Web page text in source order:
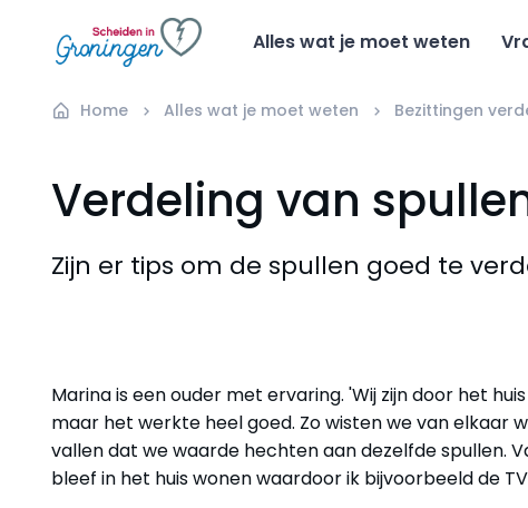
Alles wat je moet weten
Home Alles wat je moet weten Bezittingen
Verdeling van
Zijn er tips om de spullen goed te
Marina is een ouder met ervaring. 'Wij zijn door het
maar het werkte heel goed. Zo wisten we van elkaar
vallen dat we waarde hechten aan dezelfde spullen.
bleef in het huis wonen waardoor ik bijvoorbeeld de